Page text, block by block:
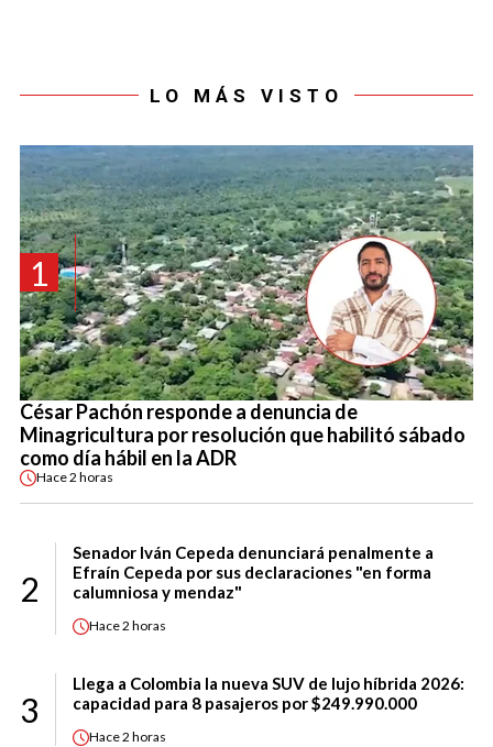
LO MÁS VISTO
1
César Pachón responde a denuncia de
Minagricultura por resolución que habilitó sábado
como día hábil en la ADR
Hace2 horas
2
Senador Iván Cepeda denunciará penalmente a
Efraín Cepeda por sus declaraciones "en forma
calumniosa y mendaz"
Hace2 horas
3
Llega a Colombia la nueva SUV de lujo híbrida 2026:
capacidad para 8 pasajeros por $249.990.000
Hace2 horas